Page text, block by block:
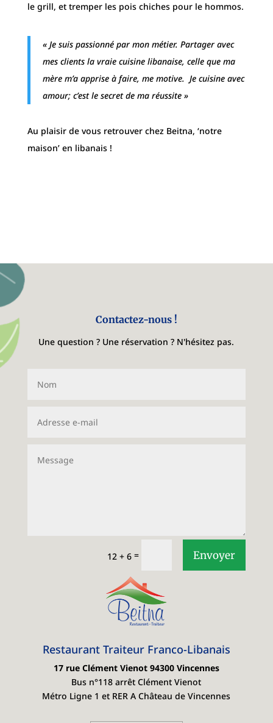
le grill, et tremper les pois chiches pour le hommos.
« Je suis passionné par mon métier. Partager avec
mes clients la vraie cuisine libanaise, celle que ma
mère m’a apprise à faire, me motive. Je cuisine avec
amour; c’est le secret de ma réussite »
Au plaisir de vous retrouver chez Beitna, ‘notre
maison’ en libanais !
Contactez-nous !
Une question ? Une réservation ? N'hésitez pas.
12 + 6 = Envoyer
Restaurant Traiteur Franco-Libanais
17 rue Clément Vienot 94300 Vincennes
Bus n°118 arrêt Clément Vienot
Métro Ligne 1 et RER A Château de Vincennes